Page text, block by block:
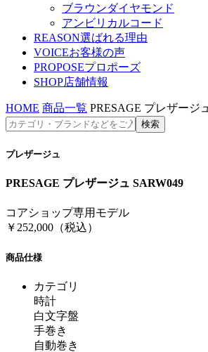
ブラウンダイヤモンド
アンビリカルコード
REASON選ばれる理由
VOICEお客様の声
PROPOSEプロポーズ
SHOP店舗情報
HOME 商品一覧 PRESAGE プレザージ
プレザージュ
PRESAGE プレザージュ SARW049
コアショップ専用モデル
￥252,000（税込）
商品仕様
カテゴリ
時計
白文字盤
手巻き
自動巻き